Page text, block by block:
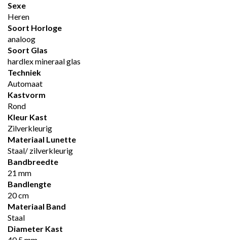
Sexe
Heren
Soort Horloge
analoog
Soort Glas
hardlex mineraal glas
Techniek
Automaat
Kastvorm
Rond
Kleur Kast
Zilverkleurig
Materiaal Lunette
Staal/ zilverkleurig
Bandbreedte
21 mm
Bandlengte
20 cm
Materiaal Band
Staal
Diameter Kast